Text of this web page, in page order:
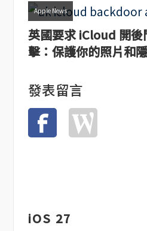
Apple News
英國要求 iCloud 開後
擊：保護你的照片和
發表留言
iOS 27